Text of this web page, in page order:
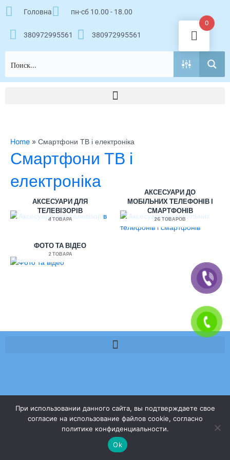
Перейти
Головна пн-сб 10.00 - 18.00
380972995561 380972995561
Home » Смартфони ТВ і електроніка
Смартфони ТВ і
електроніка
АКСЕСУАРИ ДЛЯ
ТЕЛЕВІЗОРІВ
4 ТОВАРА
АКСЕСУАРИ ДО
МОБІЛЬНИХ ТЕЛЕФОНІВ І
СМАРТФОНІВ
26 ТОВАРОВ
ФОТО ТА ВІДЕО
2 ТОВАРА
0
При использовании данного сайта, вы подтверждаете свое
согласие на использование файлов cookie, согласно
политике конфиденциальности.
Ok